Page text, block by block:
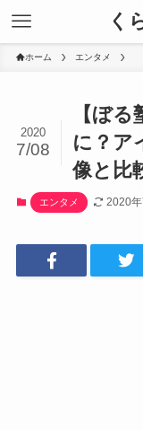
く
ホーム エンタメ
【ぼ
に？ア
像と比
2020
7/08
エンタメ 2020年